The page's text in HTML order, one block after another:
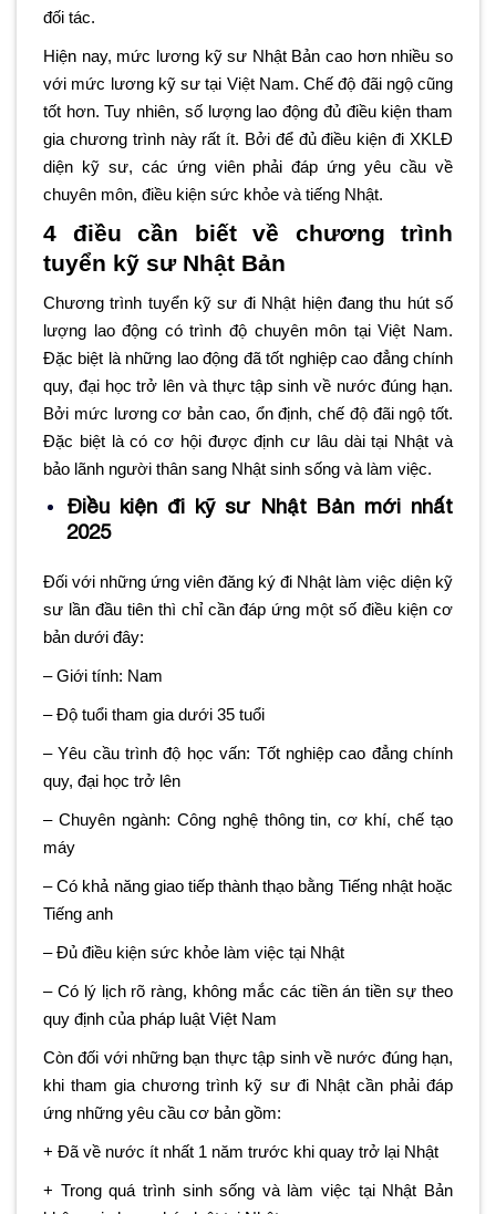
đối táс.
Hiện nay, mức lương kỹ sư Nhật Bản cao hơn nhiều so
với mức lương kỹ sư tại Việt Nam. Chế độ đãi ngộ cũng
tốt hơn. Tuy nhiên, số lượng lao động đủ điều kiện tham
gia chương trình này rất ít. Bởi để đủ điều kiện đi XKLĐ
diện kỹ sư, các ứng viên phải đáp ứng yêu cầu về
chuyên môn, điều kiện sức khỏe và tiếng Nhật.
4 điều cần biết về chương trình
tuyển kỹ sư Nhật Bản
Chương trình tuyển kỹ sư đi Nhật hiện đang thu hút số
lượng lao động có trình độ chuyên môn tại Việt Nam.
Đặc biệt là những lao động đã tốt nghiệp cao đẳng chính
quy, đại học trở lên và thực tập sinh về nước đúng hạn.
Bởi mức lương cơ bản cao, ổn định, chế độ đãi ngộ tốt.
Đặc biệt là có cơ hội được định cư lâu dài tại Nhật và
bảo lãnh người thân sang Nhật sinh sống và làm việc.
Điều kiện đi kỹ sư Nhật Bản mới nhất
2025
Đối với những ứng viên đăng ký đi Nhật làm việc diện kỹ
sư lần đầu tiên thì chỉ cần đáp ứng một số điều kiện cơ
bản dưới đây:
– Giới tính: Nam
– Độ tuổi tham gia dưới 35 tuổi
– Yêu cầu trình độ học vấn: Tốt nghiệp cao đẳng chính
quy, đại học trở lên
– Chuyên ngành: Công nghệ thông tin, cơ khí, chế tạo
máy
– Có khả năng giao tiếp thành thạo bằng Tiếng nhật hoặc
Tiếng anh
– Đủ điều kiện sức khỏe làm việc tại Nhật
– Có lý lịch rõ ràng, không mắc các tiền án tiền sự theo
quy định của pháp luật Việt Nam
Còn đối với những bạn thực tập sinh về nước đúng hạn,
khi tham gia chương trình kỹ sư đi Nhật cần phải đáp
ứng những yêu cầu cơ bản gồm:
+ Đã về nước ít nhất 1 năm trước khi quay trở lại Nhật
+ Trong quá trình sinh sống và làm việc tại Nhật Bản